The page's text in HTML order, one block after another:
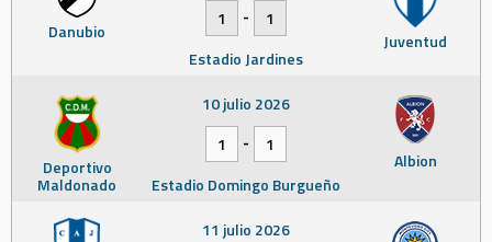
Danubio Juventud
1
-
1
Estadio Jardines
Deportivo
Maldonado
Albion
10 julio 2026
1
-
1
Estadio Domingo Burgueño
11 julio 2026